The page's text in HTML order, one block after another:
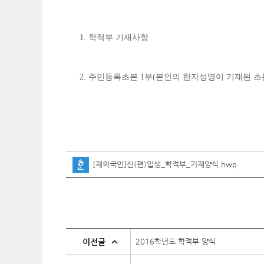
1. 학적부 기재사항
2. 주민등록초본 1부(본인의 한자성명이 기재된 초
[재외국인]신(편)입생_학적부_기재양식.hwp
이전글 2016학년도 학적부 양식